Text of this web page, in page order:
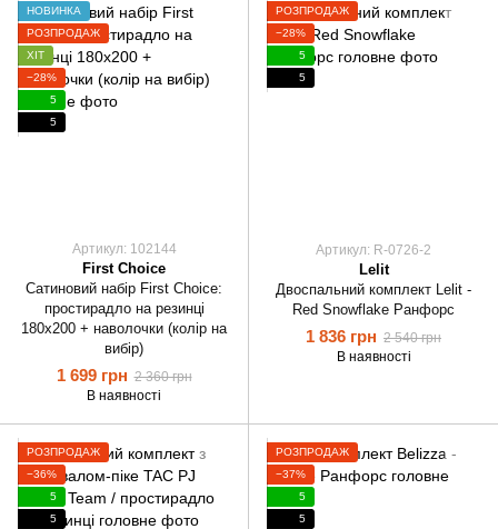
НОВИНКА
РОЗПРОДАЖ
ХІТ
−28%
5
5
Артикул: 102144
First Choice
Сатиновий набір First Choice:
простирадло на резинці
180х200 + наволочки (колір на
вибір)
1 699 грн 2 360 грн
В наявності
РОЗПРОДАЖ
−28%
5
5
Артикул: R-0726-2
Lelit
Двоспальний комплект Lelit -
Red Snowflake Ранфорс
1 836 грн 2 540 грн
В наявності
РОЗПРОДАЖ
−36%
5
5
РОЗПРОДАЖ
−37%
5
5